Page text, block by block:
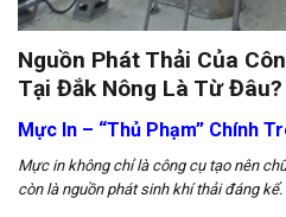
Nguồn Phát Thải Của
Tại Đắk Nông Là Từ Đâu?
Mực In – “Thủ Phạm” Chính
Mực in không chỉ là công cụ tạo nên
còn là nguồn phát sinh khí thải đáng